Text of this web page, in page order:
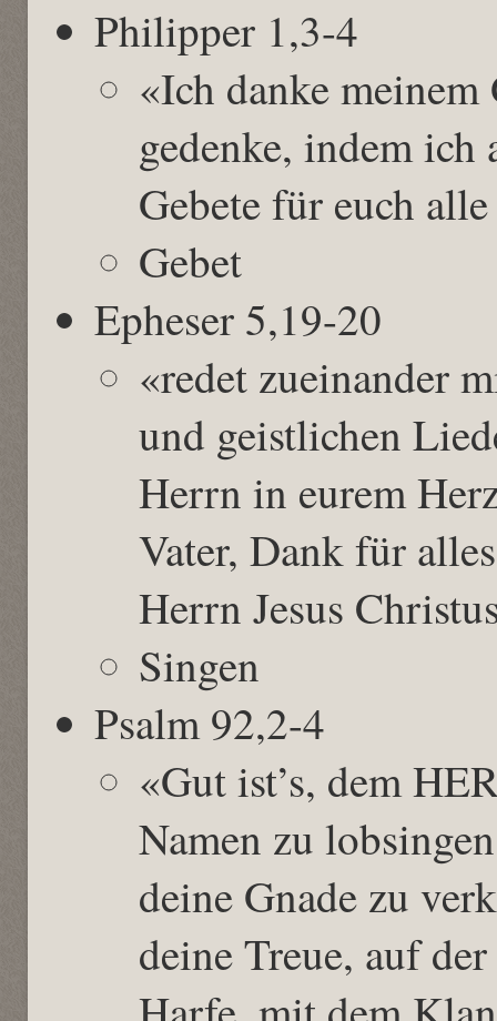
Philipper 1,3-4
«Ich danke
gedenke, indem
Gebete für euch
Gebet
Epheser 5,19-20
«redet zueinander
und geistlichen
Herrn in eurem
Vater, Dank für
Herrn Jesus
Singen
Psalm 92,2-4
«Gut ist’s, dem
Namen zu
deine Gnade zu
deine Treue, auf